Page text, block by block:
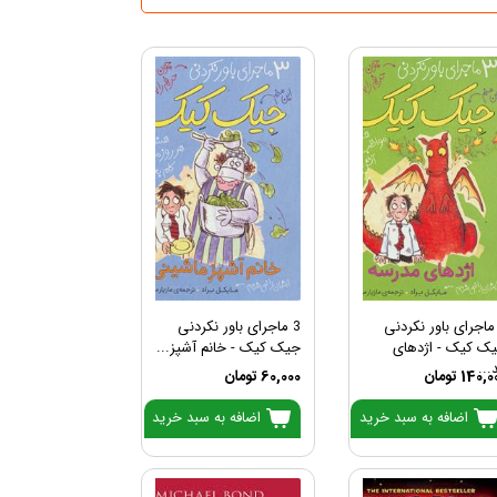
3 ماجرای باور نکردنی
کیک - اژدهای
تومان
اضافه به سبد خرید
3 ماجرای باور نکردنی
جیک کیک - خانم آشپز...
60,000 تومان
اضافه به سبد خرید